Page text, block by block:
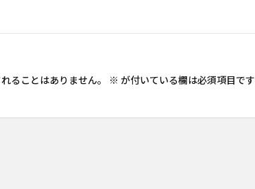
ることはありません。 ※ が付いている欄は必須項目です